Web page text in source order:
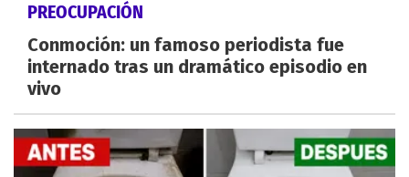
PREOCUPACIÓN
Conmoción: un famoso periodista fue
internado tras un dramático episodio en
vivo